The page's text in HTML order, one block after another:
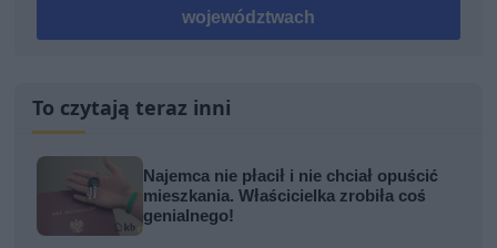
województwach
To czytają teraz inni
Najemca nie płacił i nie chciał opuścić
mieszkania. Właścicielka zrobiła coś
genialnego!